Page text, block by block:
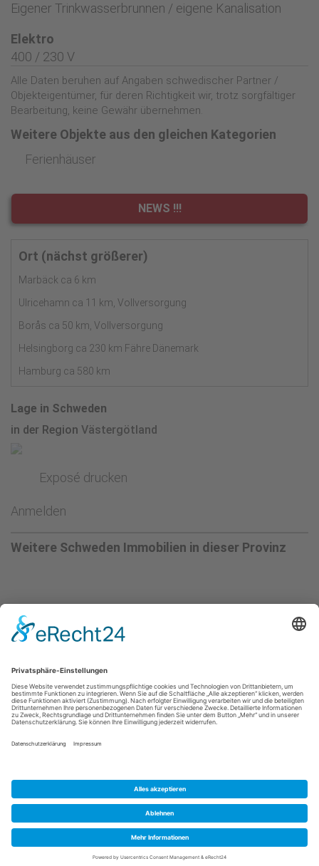
Eigener Trinkwasserbrunnen / eigene Kanalisation
Elektro
400 / 230 V
Alle Daten beruhen auf Angaben schwedischer Partner /
Objekteigentümer, für deren Richtigkeit wir, trotz sorgfältiger
Bearbeitung, keine Gewähr übernehmen.
Weitere Objekte aus den gleichen Kategorien
Ferienhäuser
NEWS !!!
Ort (nächst größerer)
Marbäck ca 6 km
Ulricehamn ca 11 km, Vollversorgung
Borås ca 50 km, Vollversorgung
Helsingborg ca 230 km Fähre Dänemark
Hamburg ca 580 km
Lage in Schweden
in der Region Västergötland
Exposé drucken
Anmelden
Weitere Schweden Immobilien in dieser Provinz
Fußbereich
--Anders Revelj
21 -- S-43832 Landvetter
Alle Rechte vorbehalten --- Webdesign:Drupal Agentur
media desktop